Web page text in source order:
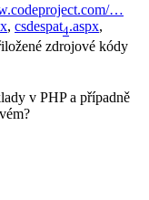
…
, csdespat4.aspx,
zdrojové kódy
v PHP a případně